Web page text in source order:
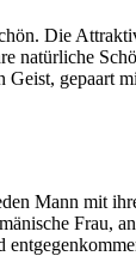
Die
natürliche
Mann mit
Frau,